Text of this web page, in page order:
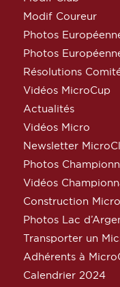
Modif Coureur
Photos
Photos
Résolutions
Vidéos MicroCup
Actualités
Vidéos Micro
Newsletter
Photos
Vidéos
Construction
Photos Lac
Transporter un
Adhérents à
Calendrier 2024